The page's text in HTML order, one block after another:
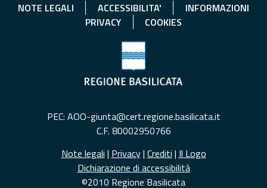
NOTE LEGALI ACCESSIBILITA'
INFORMAZIONI
PRIVACY
COOKIES
PEC: AOO-giunta@cert.regione.basilicata.it
C.F. 80002950766
Note legali | Privacy| Crediti | Il Logo
Dichiarazione di accessibilità
©2010 Regione Basilicata